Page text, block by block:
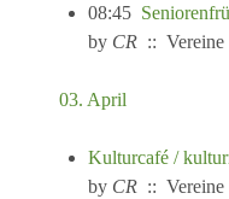
08:45
by CR :: Vereine
03. April
Kulturcafé /
by CR :: Vereine